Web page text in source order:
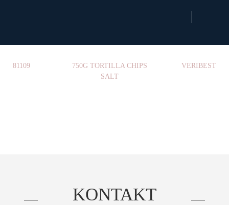
81109
750G TORTILLA CHIPS
SALT
VERIBEST
KONTAKT